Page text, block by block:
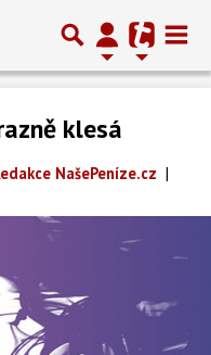
klesá
NašePeníze.cz |